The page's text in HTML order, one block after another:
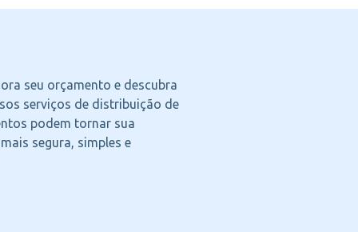
seu orçamento e descubra
serviços de distribuição de
podem tornar sua
segura, simples e